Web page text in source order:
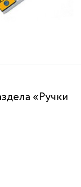
«Ручки